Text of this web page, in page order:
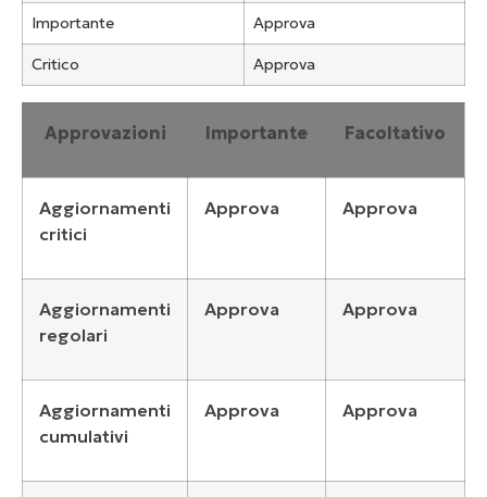
Importante Approva
Critico Approva
Approvazioni Importante Facoltativo
Aggiornamenti
critici
Approva Approva
Aggiornamenti
regolari
Approva Approva
Aggiornamenti
cumulativi
Approva Approva